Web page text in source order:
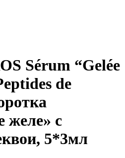
Sérum “Gelée
de
желе» с
5*3мл